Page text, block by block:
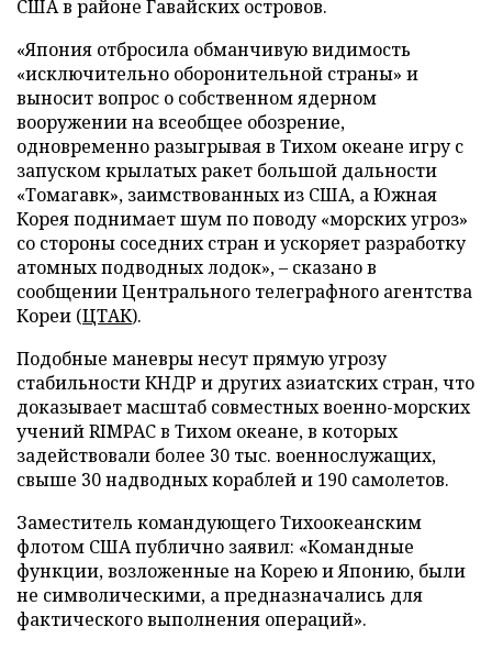
США в районе Гавайских островов.
«Япония отбросила обманчивую видимость
«исключительно оборонительной страны» и
выносит вопрос о собственном ядерном
вооружении на всеобщее обозрение,
одновременно разыгрывая в Тихом океане игру с
запуском крылатых ракет большой дальности
«Томагавк», заимствованных из США, а Южная
Корея поднимает шум по поводу «морских угроз»
со стороны соседних стран и ускоряет разработку
атомных подводных лодок», – сказано в
сообщении Центрального телеграфного агентства
Кореи (ЦТАК).
Подобные маневры несут прямую угрозу
стабильности КНДР и других азиатских стран, что
доказывает масштаб совместных военно-морских
учений RIMPAC в Тихом океане, в которых
задействовали более 30 тыс. военнослужащих,
свыше 30 надводных кораблей и 190 самолетов.
Заместитель командующего Тихоокеанским
флотом США публично заявил: «Командные
функции, возложенные на Корею и Японию, были
не символическими, а предназначались для
фактического выполнения операций».